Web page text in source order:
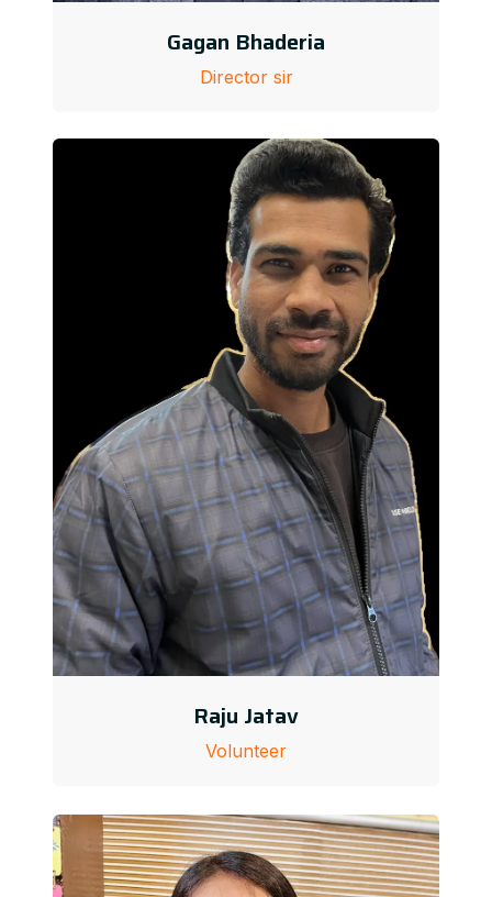
Gagan Bhaderia
Director sir
Raju Jatav
Volunteer